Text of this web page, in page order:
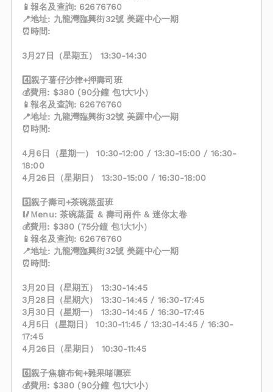
📱報名及查詢: 62676760
📍地址: 九龍灣臨興街32號 美羅中心一期
⏰時間:
3月27日（星期五） 13:30-14:30
4️⃣親子薯仔沙律+押壽司班
💰費用: $380 (90分鐘 包1大1小）
📱報名及查詢: 62676760
📍地址: 九龍灣臨興街32號 美羅中心一期
⏰時間:
4月6日（星期一） 10:30-12:00 / 13:30-15:00 / 16:30-
18:00
4月26日（星期日） 13:30-15:00 / 16:30-18:00
5️⃣親子壽司+茶碗蒸蛋班
🥢Menu: 茶碗蒸蛋 & 壽司兩件 & 迷你太卷
💰費用: $380 (75分鐘 包1大1小）
📱報名及查詢: 62676760
📍地址: 九龍灣臨興街32號 美羅中心一期
⏰時間:
3月20日（星期五） 13:30-14:45
3月28日（星期六） 13:30-14:45 / 16:30-17:45
3月30日（星期一） 13:30-14:45 / 16:30-17:45
4月5日（星期日） 10:30-11:45 / 13:30-14:45 / 16:30-
17:45
4月26日（星期日） 10:30-11:45
6️⃣親子焦糖布甸+雜果啫喱班
💰費用: $380 (90分鐘 包1大1小）